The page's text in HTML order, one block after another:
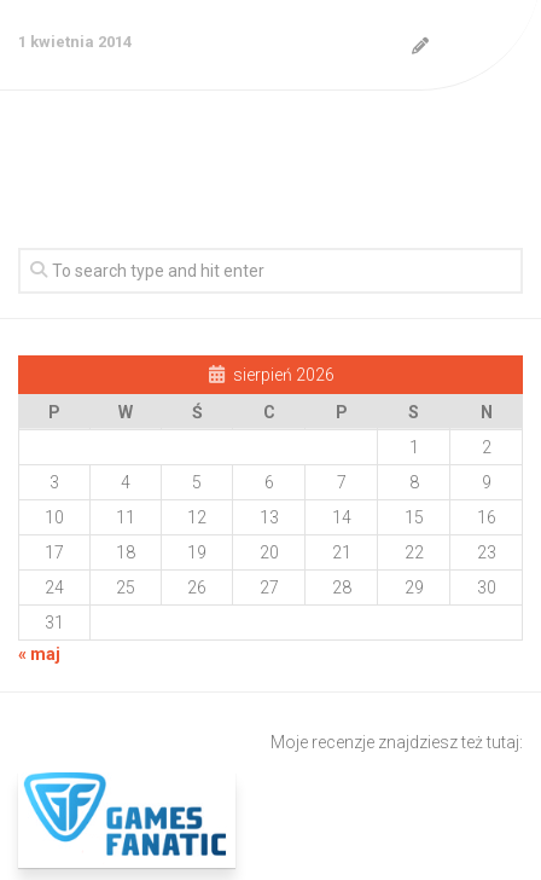
1 kwietnia 2014
sierpień 2026
P
W Ś C P S
N
1
2
3
4 5 6 7 8
9
10
11 12 13 14 15
16
17
18 19 20 21 22
23
24
25 26 27 28 29
30
31
« maj
Moje recenzje znajdziesz też tutaj: